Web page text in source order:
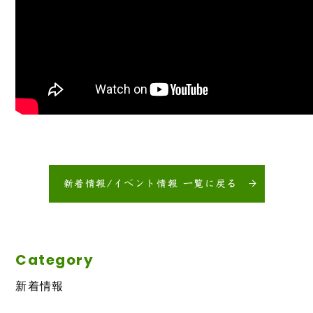
新着情報/イベント情報 一覧に戻る
Category
新着情報